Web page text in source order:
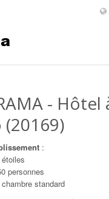
- Hôtel
:
personnes
standard